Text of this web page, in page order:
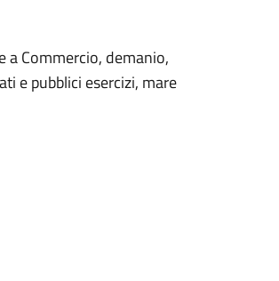
a Commercio, demanio,
e pubblici esercizi, mare